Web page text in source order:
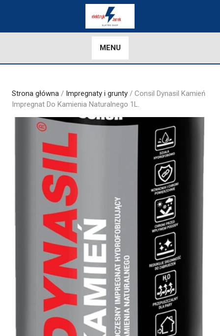
MENU
Strona główna / Impregnaty i grunty / Consil Dynasil Kamień
Impregnat Do Kamienia Naturalnego 1L.